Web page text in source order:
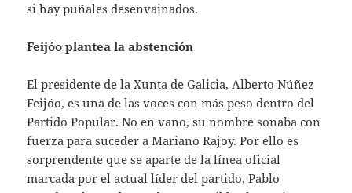
si hay puñales desenvainados.
Feijóo plantea la abstención
El presidente de la Xunta de Galicia, Alberto Núñez
Feijóo, es una de las voces con más peso dentro del
Partido Popular. No en vano, su nombre sonaba con
fuerza para suceder a Mariano Rajoy. Por ello es
sorprendente que se aparte de la línea oficial
marcada por el actual líder del partido, Pablo